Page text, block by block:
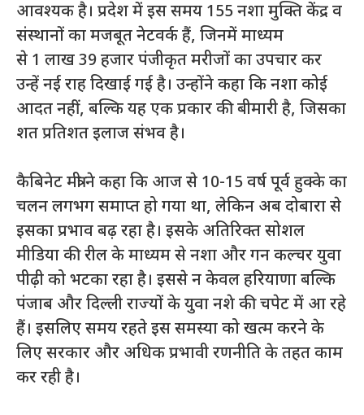
आवश्यक है। प्रदेश में इस समय 155 नशा मुक्ति केंद्र व
संस्थानों का मजबूत नेटवर्क हैं, जिनमें माध्यम
से 1 लाख 39 हजार पंजीकृत मरीजों का उपचार कर
उन्हें नई राह दिखाई गई है। उन्होंने कहा कि नशा कोई
आदत नहीं, बल्कि यह एक प्रकार की बीमारी है, जिसका
शत प्रतिशत इलाज संभव है।
कैबिनेट मंत्री ने कहा कि आज से 10-15 वर्ष पूर्व हुक्के का
चलन लगभग समाप्त हो गया था, लेकिन अब दोबारा से
इसका प्रभाव बढ़ रहा है। इसके अतिरिक्त सोशल
मीडिया की रील के माध्यम से नशा और गन कल्चर युवा
पीढ़ी को भटका रहा है। इससे न केवल हरियाणा बल्कि
पंजाब और दिल्ली राज्यों के युवा नशे की चपेट में आ रहे
हैं। इसलिए समय रहते इस समस्या को खत्म करने के
लिए सरकार और अधिक प्रभावी रणनीति के तहत काम
कर रही है।